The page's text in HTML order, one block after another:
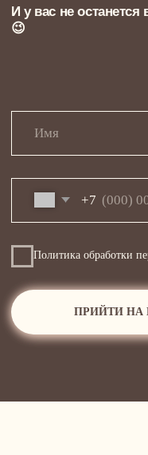
визуального шума
отопление — с интеграцией в
Для дизайн-проекта интерьера
это критично: высокий объём
мешая визуальному восприятию
внутри дизайн-